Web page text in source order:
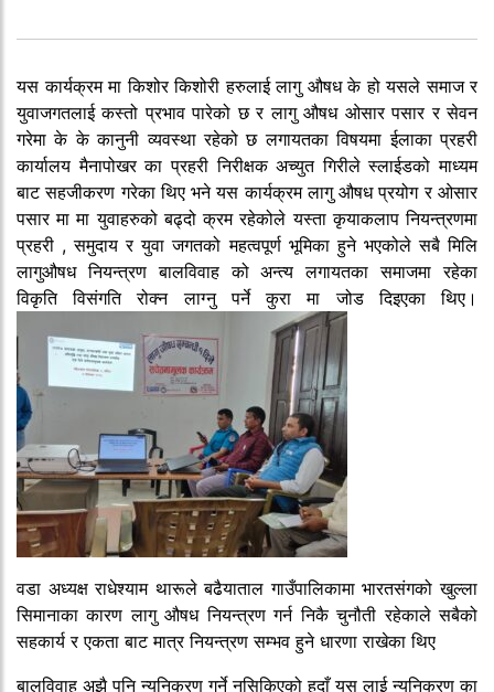
यस कार्यक्रम मा किशोर किशोरी हरुलाई लागु औषध के हो यसले समाज र
युवाजगतलाई कस्तो प्रभाव पारेको छ र लागु औषध ओसार पसार र सेवन
गरेमा के के कानुनी व्यवस्था रहेको छ लगायतका विषयमा ईलाका प्रहरी
कार्यालय मैनापोखर का प्रहरी निरीक्षक अच्युत गिरीले स्लाईडको माध्यम
बाट सहजीकरण गरेका थिए भने यस कार्यक्रम लागु औषध प्रयोग र ओसार
पसार मा मा युवाहरुको बढ्दो क्रम रहेकोले यस्ता कृयाकलाप नियन्त्रणमा
प्रहरी , समुदाय र युवा जगतको महत्वपूर्ण भूमिका हुने भएकोले सबै मिलि
लागुऔषध नियन्त्रण बालविवाह को अन्त्य लगायतका समाजमा रहेका
विकृति विसंगति रोक्न लाग्नु पर्ने कुरा मा जोड दिइएका थिए।
वडा अध्यक्ष राधेश्याम थारूले बढैयाताल गाउँपालिकामा भारतसंगको खुल्ला
सिमानाका कारण लागु औषध नियन्त्रण गर्न निकै चुनौती रहेकाले सबैको
सहकार्य र एकता बाट मात्र नियन्त्रण सम्भव हुने धारणा राखेका थिए
बालविवाह अझै पनि न्युनिकरण गर्ने नसिकिएको हुदाँ यस लाई न्युनिकरण का